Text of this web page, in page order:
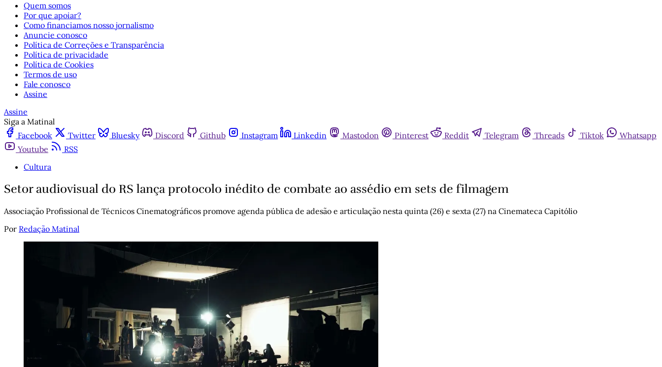
Quem somos
Por que apoiar?
Como financiamos nosso jornalismo
Anuncie conosco
Política de Correções e Transparência
Política de privacidade
Política de Cookies
Termos de uso
Fale conosco
Assine
Assine
Siga a Matinal
Facebook
Twitter Bluesky Discord Github Instagram Linkedin Mastodon Pinterest Reddit Telegram Threads Tiktok
Whatsapp
Youtube
RSS
Cultura
Setor audiovisual do RS lança protocolo inédito de combate ao assédio em sets de filmagem
Associação Profissional de Técnicos Cinematográficos promove agenda pública de adesão e articulação nesta quinta (26) e sexta (27) na Cinemateca Capitólio​
Por Redação Matinal